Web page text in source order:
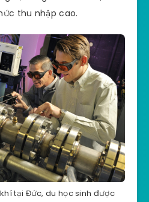
thu nhập cao.
tại Đức, du học sinh được